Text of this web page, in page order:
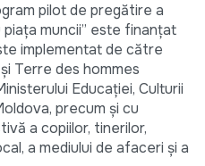
pilot de pregătire a
muncii” este finanțat
implementat de către
Terre des hommes
Educației, Culturii
precum și cu
a copiilor, tinerilor,
a mediului de afaceri și a